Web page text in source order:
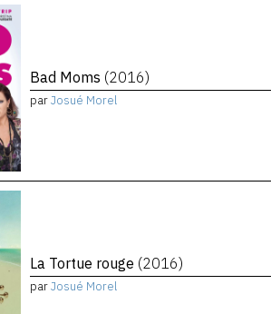
Bad Moms (2016)
parJosué Morel
La Tortue rouge (2016)
parJosué Morel